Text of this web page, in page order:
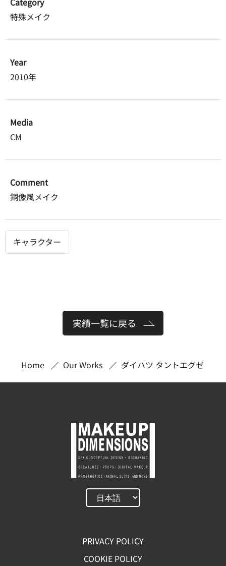
特殊メイク
Year
2010年
Media
CM
Comment
銅像風メイク
キャラクター
実績一覧に戻る
Home Our Works ダイハツ タントエグゼ
PRIVACY POLICY
COOKIE POLICY